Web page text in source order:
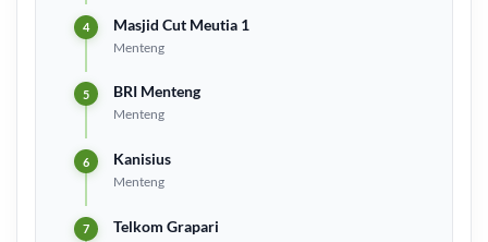
Masjid Cut Meutia 1
Menteng
BRI Menteng
Menteng
Kanisius
Menteng
Telkom Grapari